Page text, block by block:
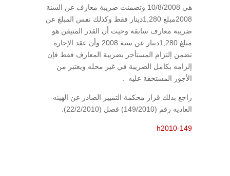
هي 10/8/2008 وتضمنت ضريبة معارف عن السنة
2008مبلغ 1,280دينار فقط وكذلك نفس المبلغ عن
ضريبة معارف سابقة وحيث أن القدر المتيقن هو
مبلغ 1,280دينار عن سنة 2008 وأن عقد الإجارة
تضمن إلتزام المستأجر بضريبة المعارف فقط فإن
إلزامه بكامل الضريبة في غير محله ويعتبر من
الأجور المستحقة عليه .
راجع بذلك قرار محكمة التمييز الصادر عن الهيئه
العاديه رقم (149/2010) فصل (22/2/2010).
h2010-149